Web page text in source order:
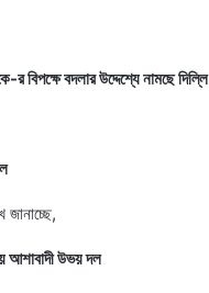
বদলার উদ্দেশ্যে নামছে দিল্লি
আশাবাদী উভয় দল